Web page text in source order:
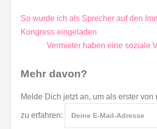
Beitragsnavigation
So wurde ich als Sprecher auf den
Kongress eingeladen
Vermieter haben eine soziale
Mehr davon?
Melde Dich jetzt an, um als erster von
zu erfahren: